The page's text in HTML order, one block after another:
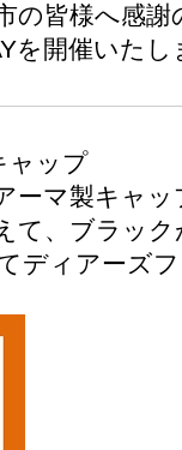
の皆様へ感
を開催いたし
ャップ
ーマ製キャッ
て、ブラック
ディアーズ